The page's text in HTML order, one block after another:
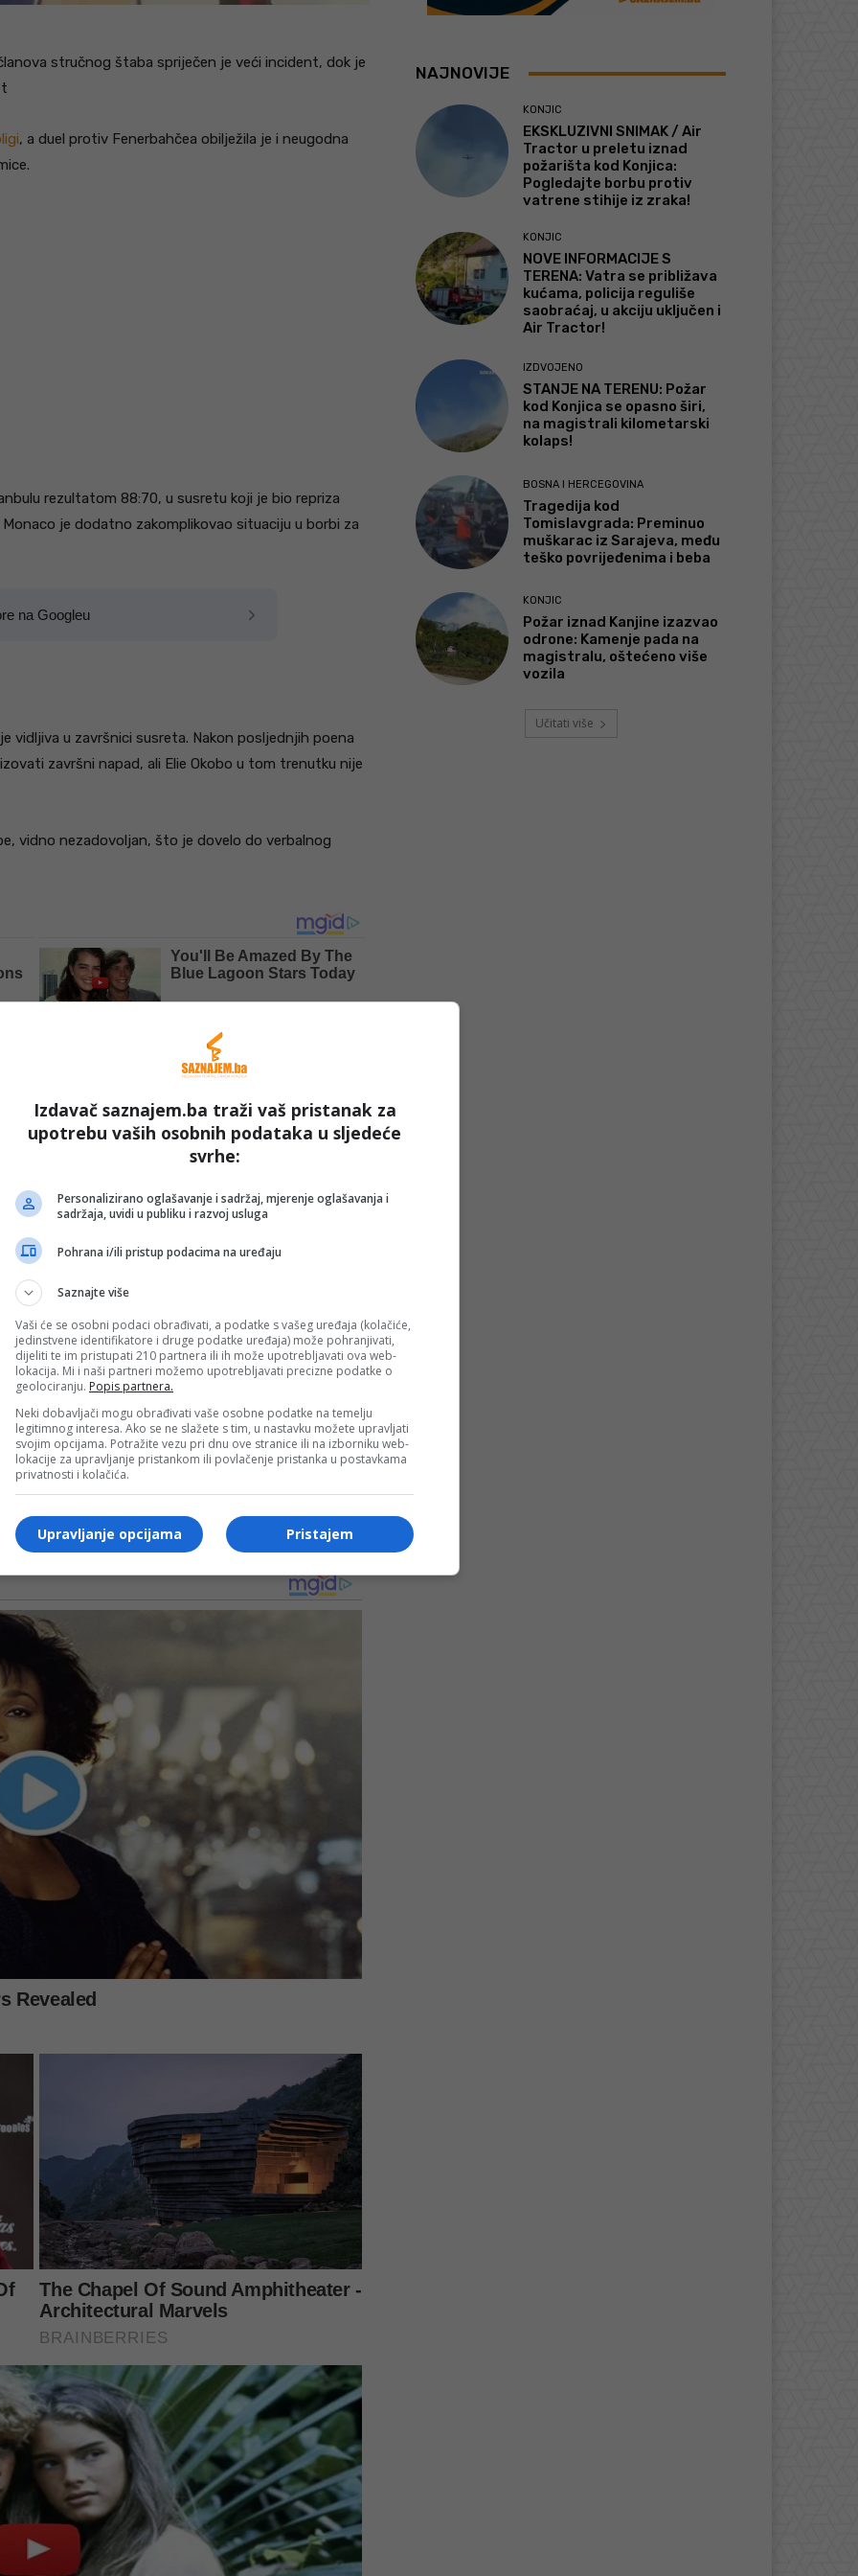
stručnog štaba spriječen je veći incident, dok je
, a duel protiv Fenerbahčea obilježila je i neugodna
rezultatom 88:70, u susretu koji je bio repriza
je dodatno zakomplikovao situaciju u borbi za
na Googleu
vidljiva u završnici susreta. Nakon posljednjih poena
završni napad, ali Elie Okobo u tom trenutku nije
vidno nezadovoljan, što je dovelo do verbalnog
a situacija je dodatno eskalirala kada je James u
stručnog štaba spriječen je veći incident, dok je
u borbi za nastavak takmičenja. Trenutno imaju omjer
dočekuje Olympiacos, a pobjeda u tom
žele ostati u trci za plasman u narednu fazu Eurolige.
NAJNOVIJE
KONJIC
EKSKLUZIVNI SNIMAK / Air
Tractor u preletu iznad
požarišta kod Konjica:
Pogledajte borbu protiv
vatrene stihije iz zraka!
KONJIC
NOVE INFORMACIJE S
TERENA: Vatra se približava
kućama, policija reguliše
saobraćaj, u akciju uključen i
Air Tractor!
IZDVOJENO
STANJE NA TERENU: Požar
kod Konjica se opasno širi,
na magistrali kilometarski
kolaps!
BOSNA I HERCEGOVINA
Tragedija kod
Tomislavgrada: Preminuo
muškarac iz Sarajeva, među
teško povrijeđenima i beba
KONJIC
Požar iznad Kanjine izazvao
odrone: Kamenje pada na
magistralu, oštećeno više
vozila
Učitati više
Izdavač saznajem.ba traži vaš pristanak za
upotrebu vaših osobnih podataka u sljedeće
svrhe:
Personalizirano oglašavanje i sadržaj, mjerenje oglašavanja i
sadržaja, uvidi u publiku i razvoj usluga
Pohrana i/ili pristup podacima na uređaju
Saznajte više
Vaši će se osobni podaci obrađivati, a podatke s vašeg uređaja (kolačiće,
jedinstvene identifikatore i druge podatke uređaja) može pohranjivati,
dijeliti te im pristupati 210 partnera ili ih može upotrebljavati ova web-
lokacija. Mi i naši partneri možemo upotrebljavati precizne podatke o
geolociranju. Popis partnera.
Neki dobavljači mogu obrađivati vaše osobne podatke na temelju
legitimnog interesa. Ako se ne slažete s tim, u nastavku možete upravljati
svojim opcijama. Potražite vezu pri dnu ove stranice ili na izborniku web-
lokacije za upravljanje pristankom ili povlačenje pristanka u postavkama
privatnosti i kolačića.
Pristajem
Upravljanje opcijama